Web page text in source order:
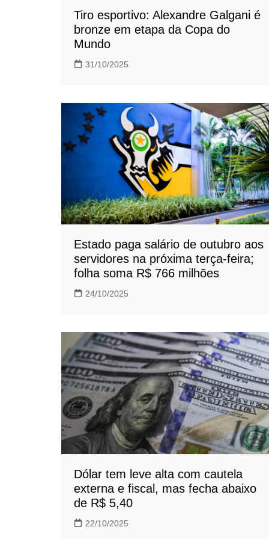
Tiro esportivo: Alexandre Galgani é
bronze em etapa da Copa do
Mundo
31/10/2025
Estado paga salário de outubro aos
servidores na próxima terça-feira;
folha soma R$ 766 milhões
24/10/2025
Dólar tem leve alta com cautela
externa e fiscal, mas fecha abaixo
de R$ 5,40
22/10/2025